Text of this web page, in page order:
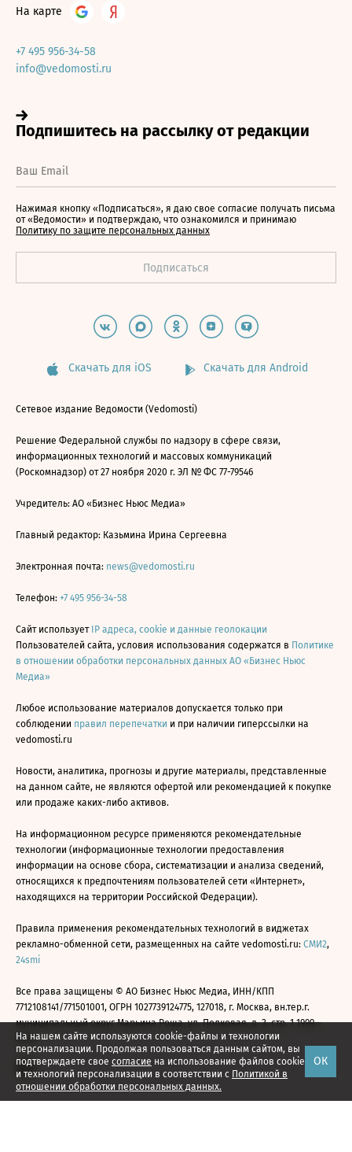
На нашем сайте используются cookie-файлы и технологии
персонализации. Продолжая пользоваться данным сайтом, вы
подтверждаете свое согласие на использование файлов cookie
и технологий персонализации в соответствии с Политикой в
отношении обработки персональных данных.
ОК
На карте
+7 495 956-34-58
info@vedomosti.ru
Нажимая кнопку «Подписаться», я даю свое согласие получать письма
от «Ведомости» и подтверждаю, что ознакомился и принимаю
Политику по защите персональных данных
Скачать для iOS Скачать для Android
Сетевое издание Ведомости (Vedomosti)
Решение Федеральной службы по надзору в сфере связи,
информационных технологий и массовых коммуникаций
(Роскомнадзор) от 27 ноября 2020 г. ЭЛ № ФС 77-79546
Учредитель: АО «Бизнес Ньюс Медиа»
Главный редактор: Казьмина Ирина Сергеевна
Электронная почта: news@vedomosti.ru
Телефон: +7 495 956-34-58
Сайт использует IP адреса, cookie и данные геолокации
Пользователей сайта, условия использования содержатся в Политике
в отношении обработки персональных данных АО «Бизнес Ньюс
Медиа»
Любое использование материалов допускается только при
соблюдении правил перепечатки и при наличии гиперссылки на
vedomosti.ru
Новости, аналитика, прогнозы и другие материалы, представленные
на данном сайте, не являются офертой или рекомендацией к покупке
или продаже каких-либо активов.
На информационном ресурсе применяются рекомендательные
технологии (информационные технологии предоставления
информации на основе сбора, систематизации и анализа сведений,
относящихся к предпочтениям пользователей сети «Интернет»,
находящихся на территории Российской Федерации).
Правила применения рекомендательных технологий в виджетах
рекламно-обменной сети, размещенных на сайте vedomosti.ru: СМИ2,
24smi
Все права защищены © АО Бизнес Ньюс Медиа, ИНН/КПП
7712108141/771501001, ОГРН 1027739124775, 127018, г. Москва, вн.тер.г.
муниципальный округ Марьина Роща, ул. Полковая, д. 3, стр. 1 1999—
2026